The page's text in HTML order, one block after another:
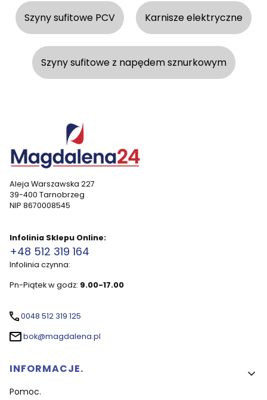
Szyny sufitowe PCV Karnisze elektryczne
Szyny sufitowe z napędem sznurkowym
Aleja Warszawska 227
39-400 Tarnobrzeg
NIP 8670008545
Infolinia Sklepu Online:
+48 512 319 164
Infolinia czynna:
Pn-Piątek w godz: 9.00-17.00
0048 512 319 125
bok@magdalena.pl
Linki w stopce
INFORMACJE.
Pomoc.